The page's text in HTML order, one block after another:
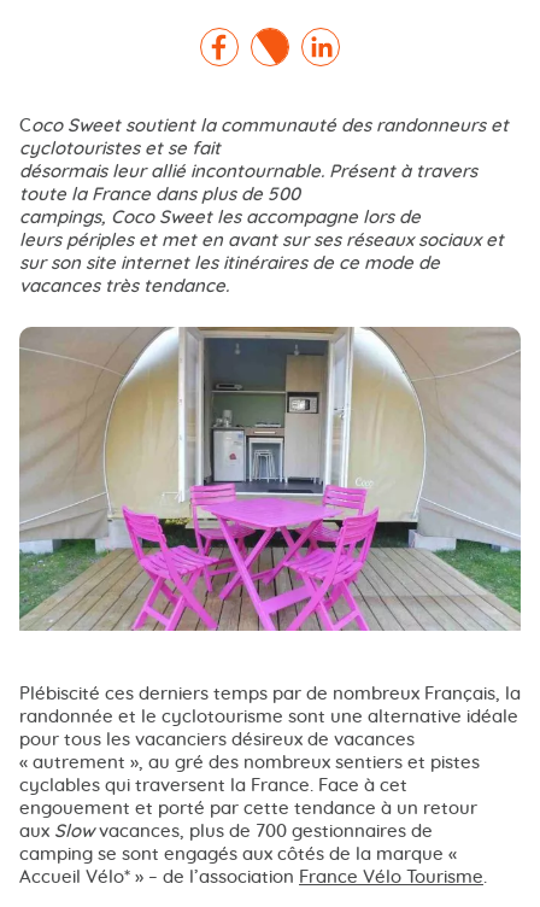
Facebook
TwitterLinkedin
Coco Sweet soutient la communauté des randonneurs et
cyclotouristes et se fait
désormais leur allié incontournable. Présent à travers
toute la France dans plus de 500
campings, Coco Sweet les accompagne lors de
leurs périples et met en avant sur ses réseaux sociaux et
sur son site internet les itinéraires de ce mode de
vacances très tendance.
Plébiscité ces derniers temps par de nombreux Français, la
randonnée et le cyclotourisme sont une alternative idéale
pour tous les vacanciers désireux de vacances
« autrement », au gré des nombreux sentiers et pistes
cyclables qui traversent la France. Face à cet
engouement et porté par cette tendance à un retour
aux Slowvacances, plus de 700 gestionnaires de
camping se sont engagés aux côtés de la marque «
Accueil Vélo* » – de l’association France Vélo Tourisme.